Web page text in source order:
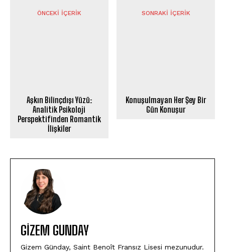
ÖNCEKI İÇERIK
Aşkın Bilinçdışı Yüzü:
Analitik Psikoloji
Perspektifinden Romantik
İlişkiler
SONRAKI İÇERIK
Konuşulmayan Her Şey Bir
Gün Konuşur
GIZEM GUNDAY
Gizem Günday, Saint Benoît Fransız Lisesi mezunudur.